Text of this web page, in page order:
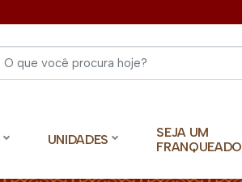
UNIDADES
SEJA UM
FRANQUEADO